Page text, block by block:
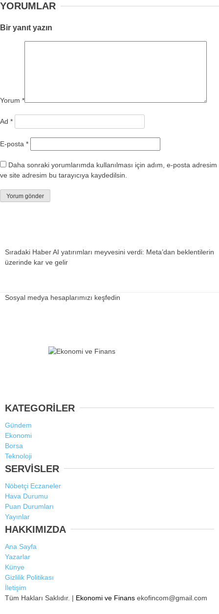
YORUMLAR
Bir yanıt yazın
Yorum *
Ad *
E-posta *
Daha sonraki yorumlarımda kullanılması için adım, e-posta adresim
ve site adresim bu tarayıcıya kaydedilsin.
Sıradaki HaberAI yatırımları meyvesini verdi: Meta’dan beklentilerin
üzerinde kar ve gelir
Sosyal medya hesaplarımızı keşfedin
KATEGORİLER
Gündem
Ekonomi
Borsa
Teknoloji
SERVİSLER
Nöbetçi Eczaneler
Hava Durumu
Puan Durumları
Yayınlar
HAKKIMIZDA
Ana Sayfa
Yazarlar
Künye
Gizlilik Politikası
İletişim
Tüm Hakları Saklıdır. | Ekonomi ve Finans ekofincom@gmail.com